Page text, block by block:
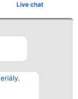
Live chat